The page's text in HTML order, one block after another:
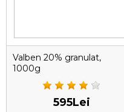
Valben 20% granulat,
1000g
595Lei